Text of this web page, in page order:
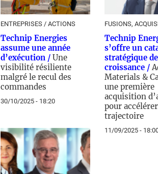
ENTREPRISES / ACTIONS
Technip Energies
assume une année
d’exécution / Une
visibilité résiliente
malgré le recul des
commandes
30/10/2025 - 18:20
FUSIONS,
Technip
s’offre un
stratégique de
croissance /
Materials &
une première
acquisition
pour
trajectoire
11/09/2025 -